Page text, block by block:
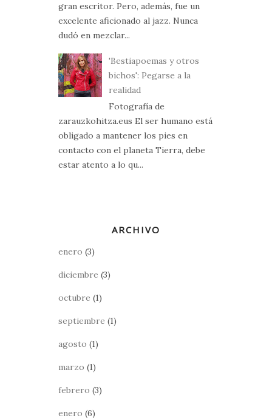
gran escritor. Pero, además, fue un
excelente aficionado al jazz. Nunca
dudó en mezclar...
'Bestiapoemas y otros
bichos': Pegarse a la
realidad
Fotografía de
zarauzkohitza.eus El ser humano está
obligado a mantener los pies en
contacto con el planeta Tierra, debe
estar atento a lo qu...
ARCHIVO
enero (3)
diciembre (3)
octubre (1)
septiembre (1)
agosto (1)
marzo (1)
febrero (3)
enero (6)